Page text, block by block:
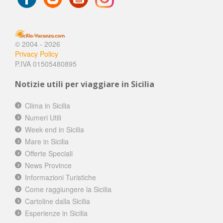
© 2004 - 2026
Privacy Policy
P.IVA 01505480895
Notizie utili per viaggiare in Sicilia
Clima in Sicilia
Numeri Utili
Week end in Sicilia
Mare in Sicilia
Offerte Speciali
News Province
Informazioni Turistiche
Come raggiungere la Sicilia
Cartoline dalla Sicilia
Esperienze in Sicilia